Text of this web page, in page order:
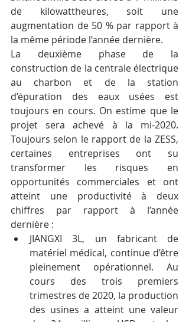
de kilowattheures, soit une
augmentation de 50 % par rapport à
la même période l’année dernière.
La deuxième phase de la
construction de la centrale électrique
au charbon et de la station
d’épuration des eaux usées est
toujours en cours. On estime que le
projet sera achevé à la mi-2020.
Toujours selon le rapport de la ZESS,
certaines entreprises ont su
transformer les risques en
opportunités commerciales et ont
atteint une productivité à deux
chiffres par rapport à l’année
dernière :
JIANGXI 3L, un fabricant de
matériel médical, continue d’être
pleinement opérationnel. Au
cours des trois premiers
trimestres de 2020, la production
des usines a atteint une valeur